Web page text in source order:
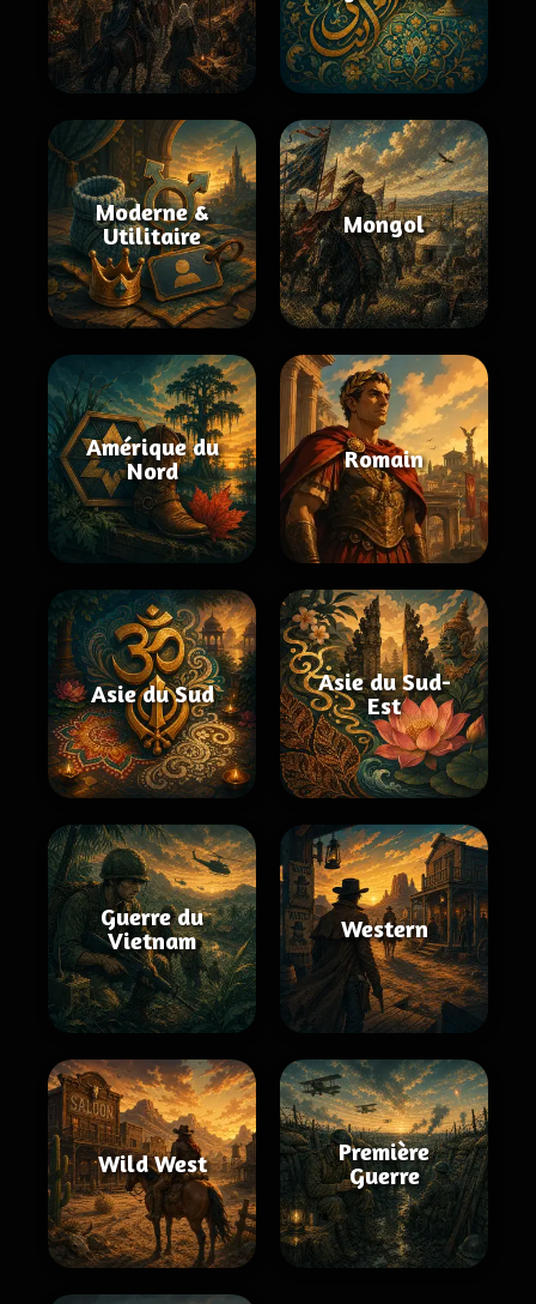
Moderne &
Utilitaire
Mongol
Amérique du
Nord
Romain
Asie du Sud
Asie du Sud-
Est
Guerre du
Vietnam
Western
Wild West
Première
Guerre